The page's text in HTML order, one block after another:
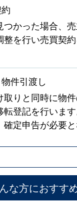
つかった場合、
を行い売買契
件引渡し
りと同時に物
転登記を行いま
定申告が必要と
な方におすす